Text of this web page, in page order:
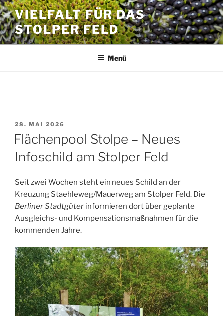
Zum
Inhalt
springen
VIELFALT FÜR DAS
STOLPER FELD
Menü
VERÖFFENTLICHT
AM
28. MAI 2026
Flächenpool Stolpe – Neues
Infoschild am Stolper Feld
Seit zwei Wochen steht ein neues Schild an der
Kreuzung Staehleweg/Mauerweg am Stolper Feld. Die
Berliner Stadtgüter informieren dort über geplante
Ausgleichs- und Kompensationsmaßnahmen für die
kommenden Jahre.